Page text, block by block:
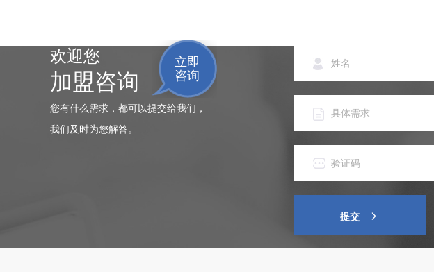
欢迎您
加盟咨询
立即
咨询
您有什么需求，都可以提交给我们，
我们及时为您解答。
提交